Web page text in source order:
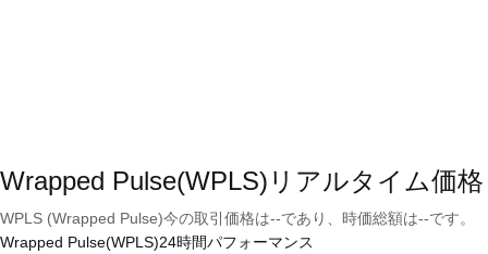
Wrapped Pulse(WPLS)リアルタイム価格
WPLS (Wrapped Pulse)今の取引価格は--であり、時価総額は--です。
Wrapped Pulse(WPLS)24時間パフォーマンス